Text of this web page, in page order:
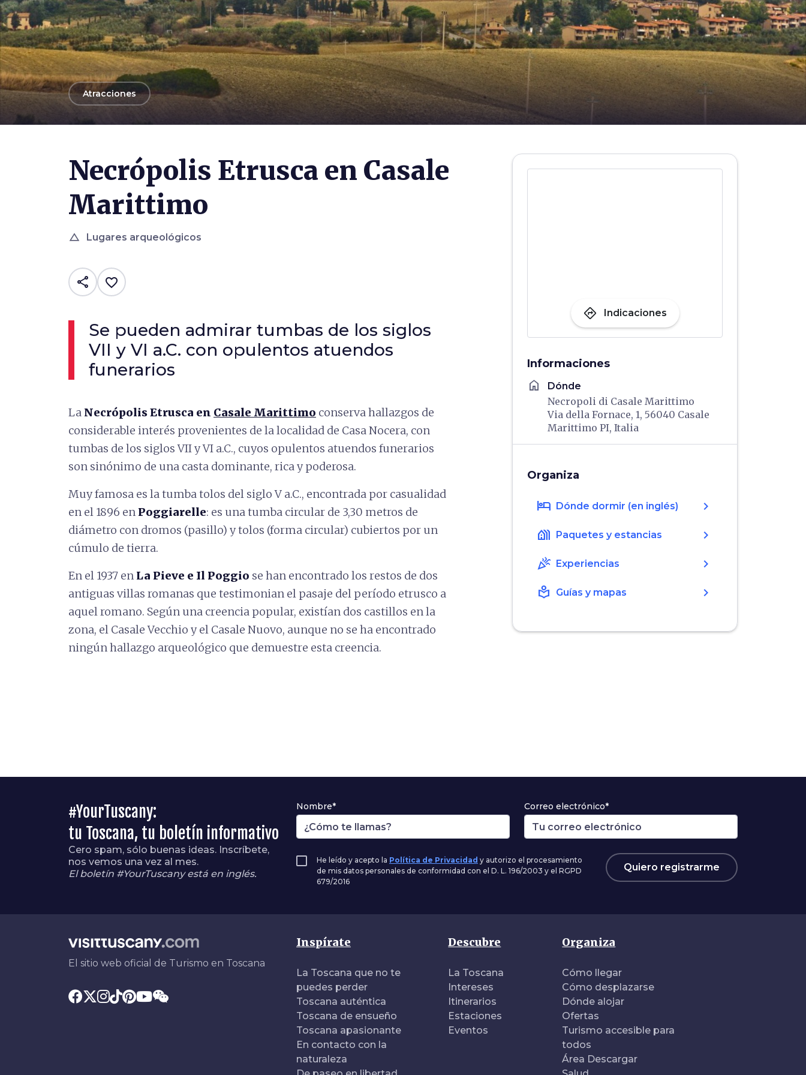
arrow_backAtracciones
Necrópolis Etrusca en Casale
Marittimo
change_history Lugares arqueológicos
share favorite_border
Se pueden admirar tumbas de los siglos
VII y VI a.C. con opulentos atuendos
funerarios
La Necrópolis Etrusca en Casale Marittimo conserva hallazgos de
considerable interés provenientes de la localidad de Casa Nocera, con
tumbas de los siglos VII y VI a.C., cuyos opulentos atuendos funerarios
son sinónimo de una casta dominante, rica y poderosa.
Muy famosa es la tumba tolos del siglo V a.C., encontrada por casualidad
en el 1896 en Poggiarelle: es una tumba circular de 3,30 metros de
diámetro con dromos (pasillo) y tolos (forma circular) cubiertos por un
cúmulo de tierra.
En el 1937 en La Pieve e Il Poggio se han encontrado los restos de dos
antiguas villas romanas que testimonian el pasaje del período etrusco a
aquel romano. Según una creencia popular, existían dos castillos en la
zona, el Casale Vecchio y el Casale Nuovo, aunque no se ha encontrado
ningún hallazgo arqueológico que demuestre esta creencia.
directions Indicaciones
Informaciones
home Dónde
Necropoli di Casale Marittimo
Via della Fornace, 1, 56040 Casale
Marittimo PI, Italia
Organiza
hotel Dónde dormir (en inglés) chevron_right
holiday_village Paquetes y estancias chevron_right
celebration Experiencias chevron_right
local_library Guías y mapas chevron_right
#YourTuscany:
tu Toscana, tu boletín informativo
Cero spam, sólo buenas ideas. Inscríbete,
nos vemos una vez al mes.
El boletín #YourTuscany está en inglés.
Nombre* Correo electrónico*
He leído y acepto la Política de Privacidad y autorizo el procesamiento
de mis datos personales de conformidad con el D. L. 196/2003 y el RGPD
679/2016
Quiero registrarme
El sitio web oficial de Turismo en Toscana
Inspírate
La Toscana que no te
puedes perder
Toscana auténtica
Toscana de ensueño
Toscana apasionante
En contacto con la
naturaleza
Descubre
La Toscana
Intereses
Itinerarios
Estaciones
Eventos
Organiza
Cómo llegar
Cómo desplazarse
Dónde alojar
Ofertas
Turismo accesible para
todos
Área Descargar